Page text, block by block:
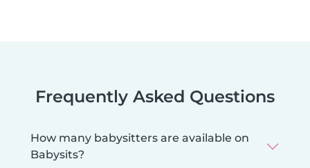
Frequently Asked Questions
How many babysitters are available on
Babysits?